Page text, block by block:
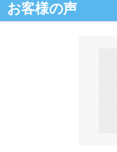
お客様の声